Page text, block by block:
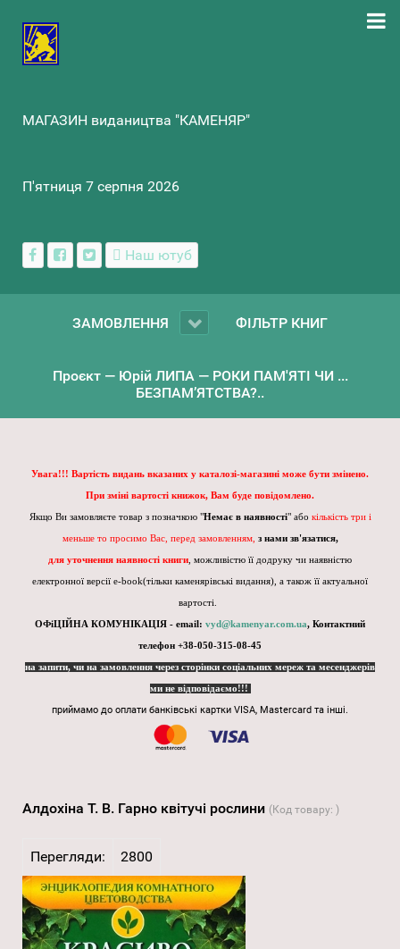
МАГАЗИН видаництва "КАМЕНЯР"
П'ятниця 7 серпня 2026
Наш ютуб
ЗАМОВЛЕННЯ ФІЛЬТР КНИГ
Проєкт — Юрій ЛИПА — РОКИ ПАМ'ЯТІ ЧИ ...
БЕЗПАМ’ЯТСТВА?..
Увага!!! Вартість видань вказаних у каталозі-магазині може бути змінено.
При зміні вартості книжок, Вам буде повідомлено.
Якщо Ви замовляєте товар з позначкою "Немає в наявності" або кількість три і
меньше то просимо Вас, перед замовленням, з нами зв'язатися,
для уточнення наявності книги , можливістю її додруку чи наявністю
електронної версії e-book(тільки каменярівські видання), а також її актуальної
вартості.
ОФіЦІЙНА КОМУНІКАЦІЯ - email: vyd@kamenyar.com.ua, Контактний
телефон +38-050-315-08-45
на запити, чи на замовлення через сторінки соціальних мереж та месенджерів
ми не відповідаємо!!!
приймамо до оплати банківські картки VISA, Mastercard та інші.
Алдохіна Т. В. Гарно квітучі рослини (Код товару: )
Перегляди: 2800